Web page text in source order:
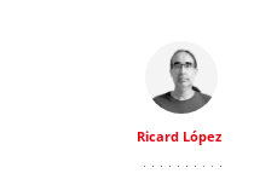
Ricard López